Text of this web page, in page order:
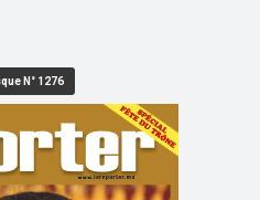
N° 1276